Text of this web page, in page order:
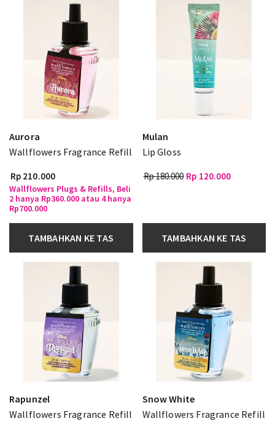
Aurora
Wallflowers Fragrance Refill
Rp 210.000
Wallflowers Plugs & Refills, Beli
2 hanya Rp360.000 atau 4 hanya
Rp700.000
TAMBAHKAN KE TAS
Mulan
Lip Gloss
Rp 180.000 Rp 120.000
TAMBAHKAN KE TAS
Rapunzel
Wallflowers Fragrance Refill
Snow White
Wallflowers Fragrance Refill